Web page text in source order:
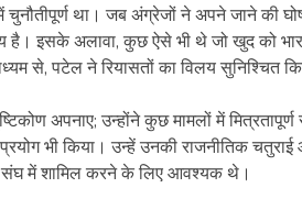
था। जब अंग्रेजों ने अपने जाने की
है। इसके अलावा, कुछ ऐसे भी थे जो खुद को
से, पटेल ने रियासतों का विलय सुनिश्चित
अपनाए; उन्होंने कुछ मामलों में
भी किया। उन्हें उनकी राजनीतिक चतुराई
संघ में शामिल करने के लिए आवश्यक थे।